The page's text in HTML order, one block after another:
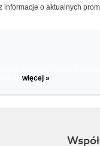
informacje o aktualnych
więcej »